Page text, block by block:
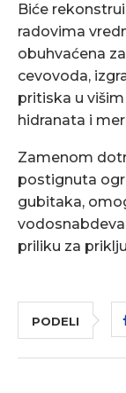
Biće
radovima
obuhvaćena
cevovoda,
pritiska u
hidranata i
Zamenom
postignuta
gubitaka,
priliku za
PODELI